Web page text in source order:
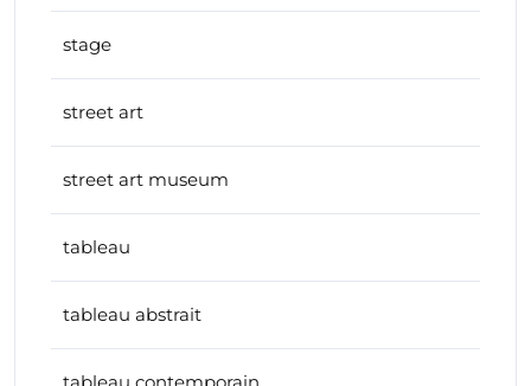
stage
street art
street art museum
tableau
tableau abstrait